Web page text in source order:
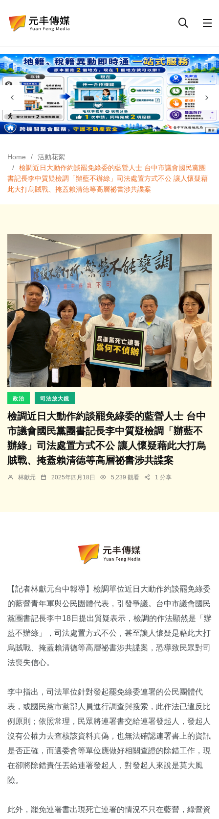
Home
活動花絮
檢調近日大動作約談罷免綠委的藍營人士 台中市議會國民黨團
書記長李中質疑檢調「辦藍不辦綠」司法處置方式不公 讓人懷疑藉
此大打烏賊戰、掩蓋賴清德等高層祕書涉共諜案
政治 司法放大鏡
檢調近日大動作約談罷免綠委的藍營人士 台中
市議會國民黨團書記長李中質疑檢調「辦藍不
辦綠」司法處置方式不公 讓人懷疑藉此大打烏
賊戰、掩蓋賴清德等高層祕書涉共諜案
林獻元 2025年四月18日 5,239 觀看 1 分享
【記者林獻元台中報導】檢調單位近日大動作約談罷免綠委
的藍營青年軍與公民團體代表，引發爭議。台中市議會國民
黨團書記長李中18日提出質疑表示，檢調的作法顯然是「辦
藍不辦綠」，司法處置方式不公，甚至讓人懷疑是藉此大打
烏賊戰、掩蓋賴清德等高層祕書涉共諜案，恐導致民眾對司
法喪失信心。
李中指出，司法單位針對發起罷免綠委連署的公民團體代
表，或國民黨市黨部人員進行調查與搜索，此作法已違反比
例原則；依照常理，民眾將連署書交給連署發起人，發起人
沒有公權力去查核該資料真偽，也無法確認連署書上的資訊
是否正確，而選委會等單位應做好相關查證的除錯工作，現
在卻將除錯責任丟給連署發起人，對發起人來說是莫大風
險。
此外，罷免連署書出現死亡連署的情況不只在藍營，綠營資